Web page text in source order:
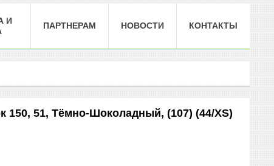
И
ПАРТНЕРАМ НОВОСТИ КОНТАКТЫ
150, 51, Тёмно-Шоколадный, (107) (44/XS)